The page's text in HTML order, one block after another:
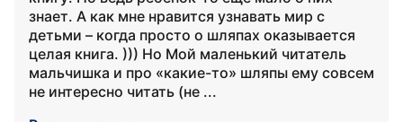
знает. А как мне нравится узнавать мир с
детьми – когда просто о шляпах оказывается
целая книга. ))) Но Мой маленький читатель
мальчишка и про «какие-то» шляпы ему совсем
не интересно читать (не ...